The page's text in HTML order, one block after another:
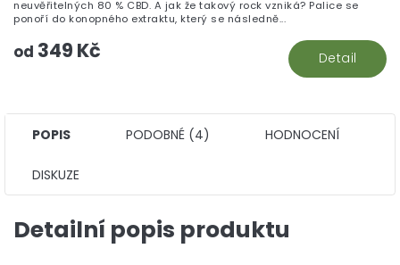
od 349 Kč Detail
neuvěřitelných 80 % CBD. A jak že takový rock vzniká? Palice se
ponoří do konopného extraktu, který se následně...
POPIS PODOBNÉ (4) HODNOCENÍ
DISKUZE
Detailní popis produktu